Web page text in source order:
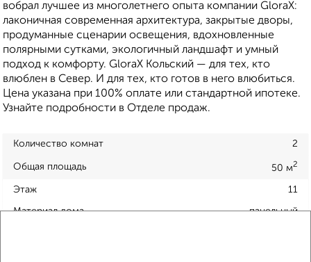
вобрал лучшее из многолетнего опыта компании GloraX:
лаконичная современная архитектура, закрытые дворы,
продуманные сценарии освещения, вдохновленные
полярными сутками, экологичный ландшафт и умный
подход к комфорту. GloraX Кольский — для тех, кто
влюблен в Север. И для тех, кто готов в него влюбиться.
Цена указана при 100% оплате или стандартной ипотеке.
Узнайте подробности в Отделе продаж.
Количество комнат 2
Общая площадь 50 м2
Этаж 11
Материал дома панельный